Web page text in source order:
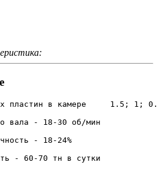
в камере  	1.5; 1; 0.75; 0.45
вала - 18-30 об/мин
- 18-24%
- 60-70 тн в сутки